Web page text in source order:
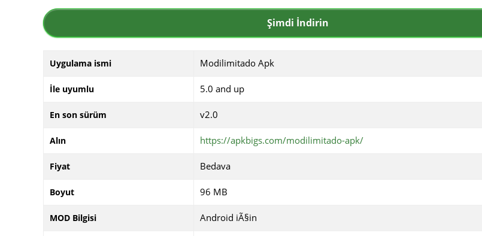
Şimdi İndirin
Uygulama ismi Modilimitado Apk
İle uyumlu 5.0 and up
En son sürüm v2.0
Alın https://apkbigs.com/modilimitado-apk/
Fiyat Bedava
Boyut 96 MB
MOD Bilgisi Android iÃ§in